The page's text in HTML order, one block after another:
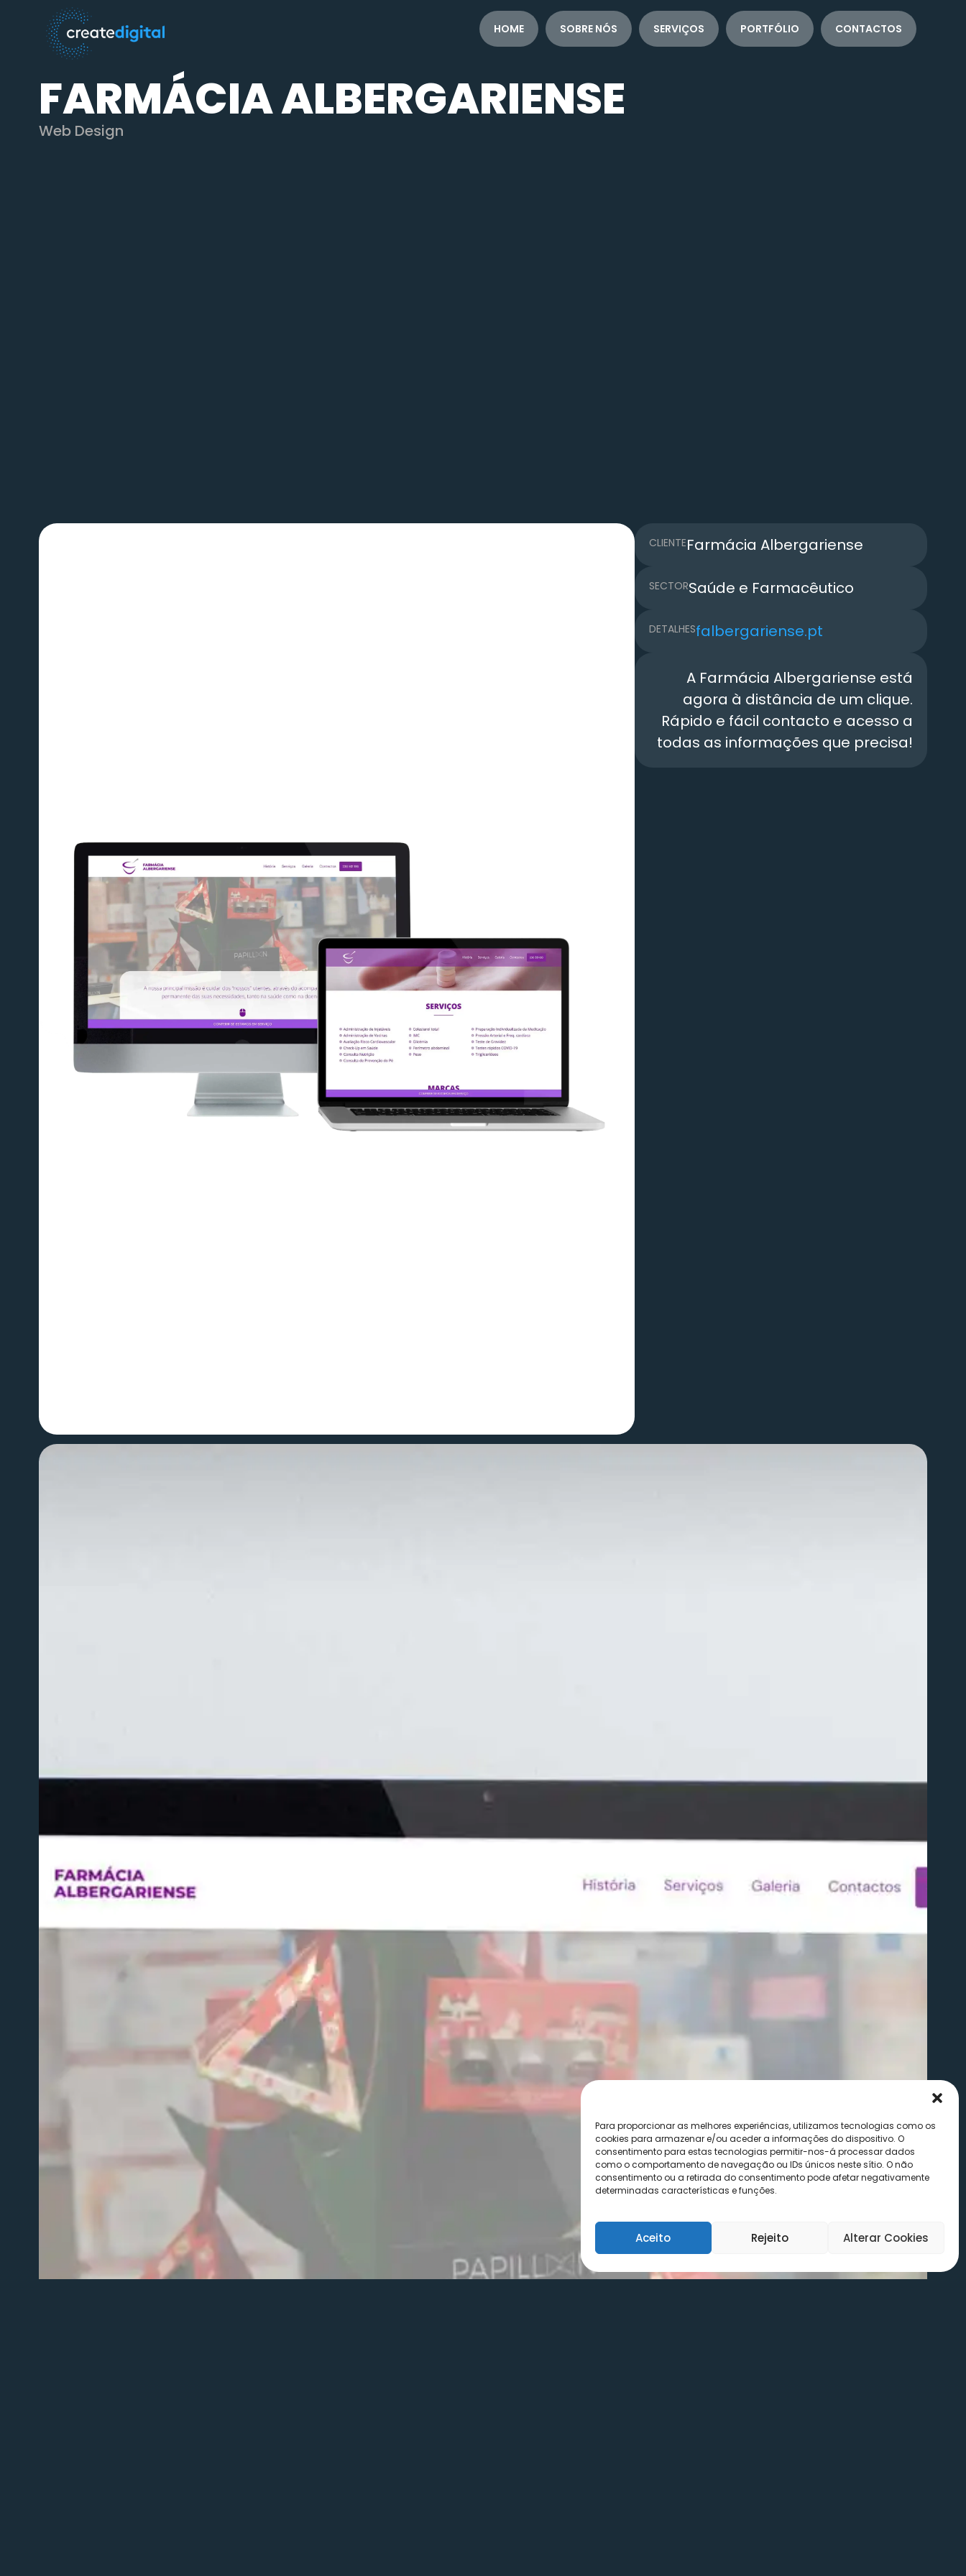
Para proporcionar as melhores experiências, utilizamos tecnologias como os
cookies para armazenar e/ou aceder a informações do dispositivo. O
consentimento para estas tecnologias permitir-nos-á processar dados
como o comportamento de navegação ou IDs únicos neste sítio. O não
consentimento ou a retirada do consentimento pode afetar negativamente
determinadas características e funções.
Aceito Rejeito Alterar Cookies
HOME SOBRE NÓS SERVIÇOS PORTFÓLIO CONTACTOS
FARMÁCIA ALBERGARIENSE
Web Design
CLIENTEFarmácia Albergariense
SECTORSaúde e Farmacêutico
DETALHESfalbergariense.pt
A Farmácia Albergariense está
agora à distância de um clique.
Rápido e fácil contacto e acesso a
todas as informações que precisa!